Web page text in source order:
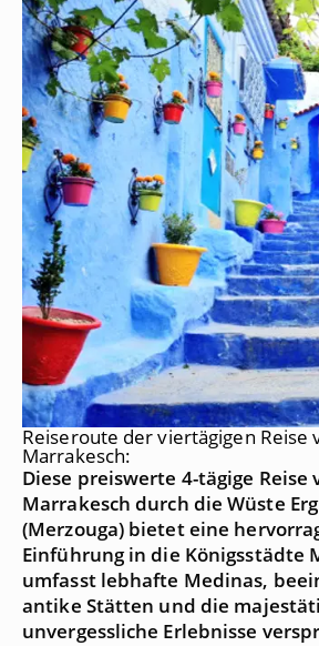
Reiseroute der viertägigen Reise
Marrakesch:
Diese preiswerte 4-tägige Reise
Marrakesch durch die Wüste
(Merzouga) bietet eine
Einführung in die Königsstädte
umfasst lebhafte Medinas,
antike Stätten und die
unvergessliche Erlebnisse